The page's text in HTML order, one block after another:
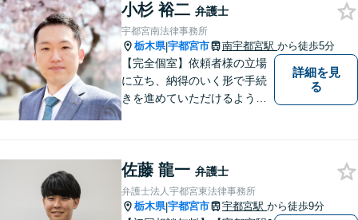
にご相談ください。真摯に対
応してまいります。【完全個
室】【土日祝の相談可】
小杉 裕二 弁護士
宇都宮南法律事務所
栃木県|宇都宮市 南宇都宮駅 から徒歩5分
【完全個室】依頼者様の立場
に立ち、納得のいく形で手続
きを進めていただけるよう、
識し、常に誠実で真摯な対応
を心掛けています。【南宇都
宮駅5分】
詳細を見
る
佐藤 龍一 弁護士
弁護士法人宇都宮東法律事務所
栃木県|宇都宮市 宇都宮駅 から徒歩9分